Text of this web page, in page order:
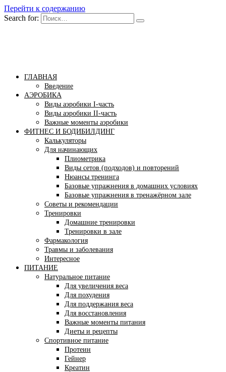
Перейти к содержанию
Search for:
ГЛАВНАЯ
Введение
АЭРОБИКА
Виды аэробики І-часть
Виды аэробики ІІ-часть
Важные моменты аэробики
ФИТНЕС И БОДИБИЛДИНГ
Калькуляторы
Для начинающих
Плиометрика
Виды сетов (подходов) и повторений
Нюансы тренинга
Базовые упражнения в домашних условиях
Базовые упражнения в тренажёрном зале
Советы и рекомендации
Тренировки
Домашние тренировки
Тренировки в зале
Фармакология
Травмы и заболевания
Интересное
ПИТАНИЕ
Натуральное питание
Для увеличения веса
Для похудения
Для поддержания веса
Для восстановления
Важные моменты питания
Диеты и рецепты
Спортивное питание
Протеин
Гейнер
Креатин